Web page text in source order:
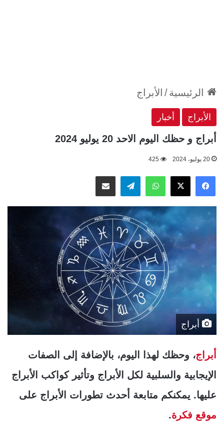
الرئيسية/ الأبراج
الأبراج أخبار
أبراج و حظك اليوم الاحد 20 يوليو 2024
20 يوليو، 2024 425
فيسبوك
‫X واتسابتيلقراممشاركة عبر البريد
أبراج
أبراج، وحظك لهذا اليوم، بالإضافة إلى الصفات
الإيجابية والسلبية لكل الأبراج وتأثير كواكب الأبراج
عليها. يمكنكم متابعة أحدث تطورات الأبراج على
موقع فكرة.